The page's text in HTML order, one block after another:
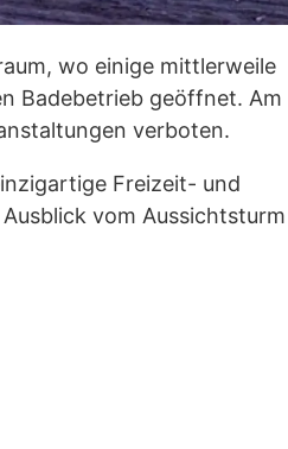
wo einige mittlerweile
Badebetrieb geöffnet. Am
verboten.
Freizeit- und
vom Aussichtsturm